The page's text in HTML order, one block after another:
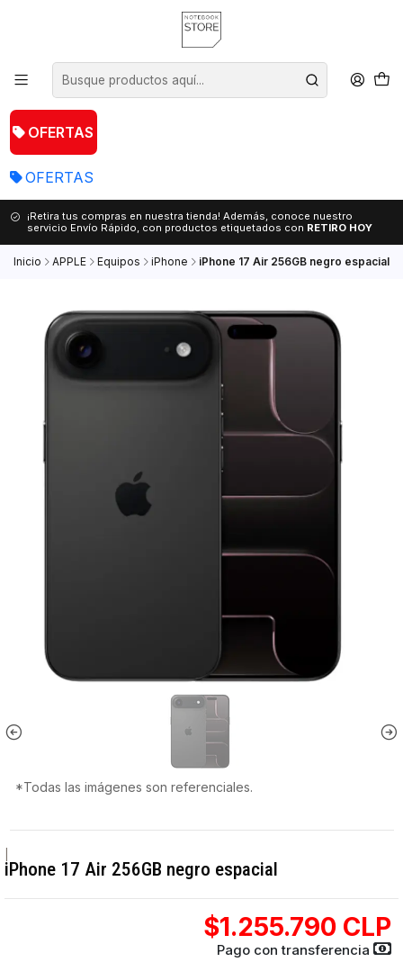
OFERTAS
OFERTAS
¡Retira tus compras en nuestra tienda! Además, conoce nuestro
servicio Envío Rápido, con productos etiquetados con RETIRO HOY
Inicio APPLE Equipos iPhone iPhone 17 Air 256GB negro espacial
*Todas las imágenes son referenciales.
iPhone 17 Air 256GB negro espacial
$1.255.790 CLP
Pago con transferencia